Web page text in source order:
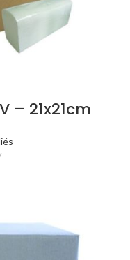
– 21x21cm